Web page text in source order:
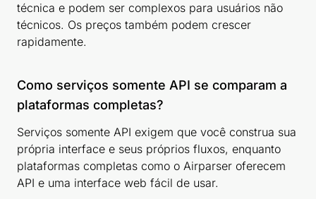
técnica e podem ser complexos para usuários não
técnicos. Os preços também podem crescer
rapidamente.
Como serviços somente API se comparam a
plataformas completas?
Serviços somente API exigem que você construa sua
própria interface e seus próprios fluxos, enquanto
plataformas completas como o Airparser oferecem
API e uma interface web fácil de usar.